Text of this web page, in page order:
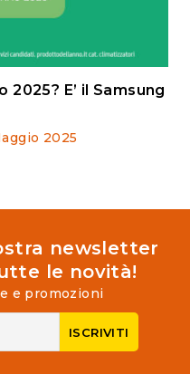
E’ il Samsung
2025
newsletter
le novità!
e promozioni